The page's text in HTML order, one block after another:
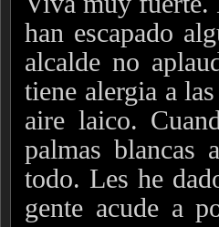
han escapado
alcalde no
tiene alergia a
aire laico.
palmas blancas
todo. Les he
gente acude a